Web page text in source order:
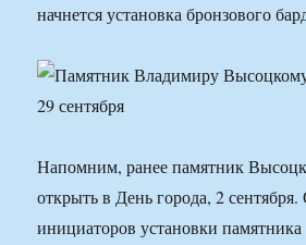
начнется установка бронзового
Напомним, ранее памятник
открыть в День города, 2
инициаторов установки